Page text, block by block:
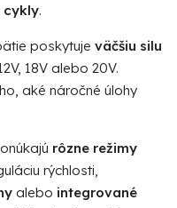
cykly.
poskytuje väčšiu silu
18V alebo 20V.
aké náročné úlohy
rôzne režimy
rýchlosti,
alebo integrované